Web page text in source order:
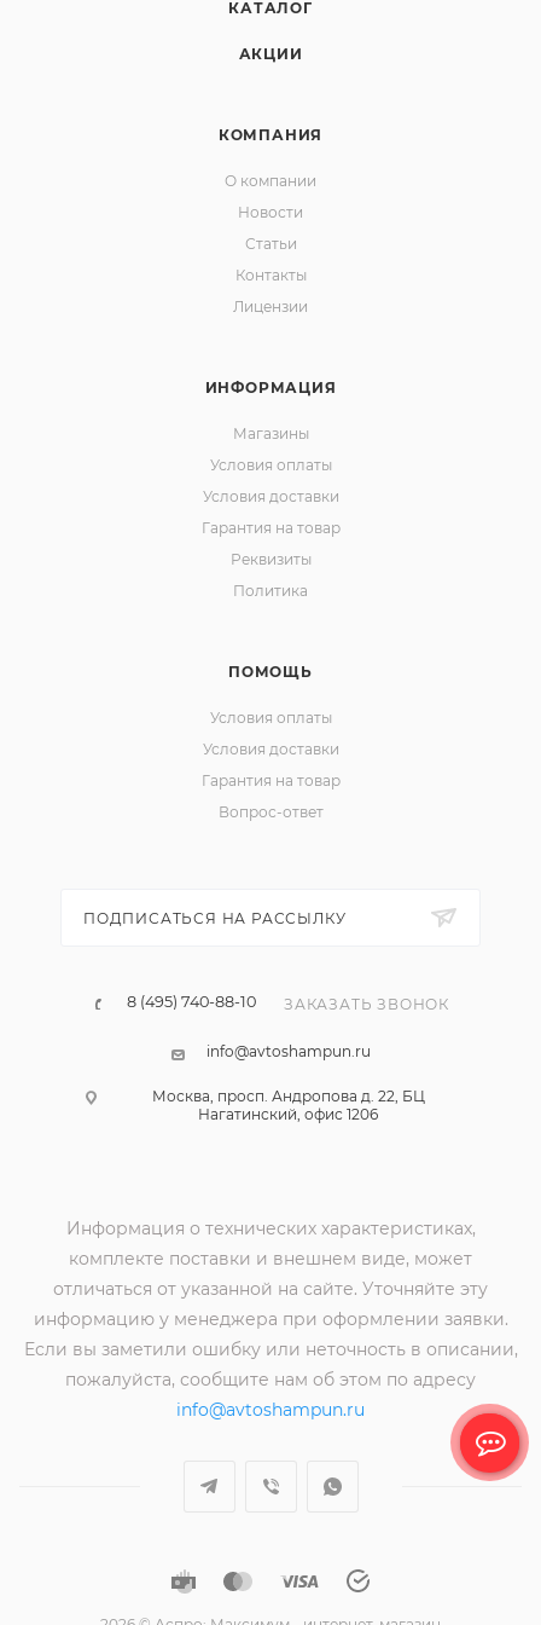
КАТАЛОГ
АКЦИИ
КОМПАНИЯ
О компании
Новости
Статьи
Контакты
Лицензии
ИНФОРМАЦИЯ
Магазины
Условия оплаты
Условия доставки
Гарантия на товар
Реквизиты
Политика
ПОМОЩЬ
Условия оплаты
Условия доставки
Гарантия на товар
Вопрос-ответ
ПОДПИСАТЬСЯ НА РАССЫЛКУ
8 (495) 740-88-10 ЗАКАЗАТЬ ЗВОНОК
info@avtoshampun.ru
Москва, просп. Андропова д. 22, БЦ
Нагатинский, офис 1206
Информация о технических характеристиках,
комплекте поставки и внешнем виде, может
отличаться от указанной на сайте. Уточняйте эту
информацию у менеджера при оформлении заявки.
Если вы заметили ошибку или неточность в описании,
пожалуйста, сообщите нам об этом по адресу
info@avtoshampun.ru